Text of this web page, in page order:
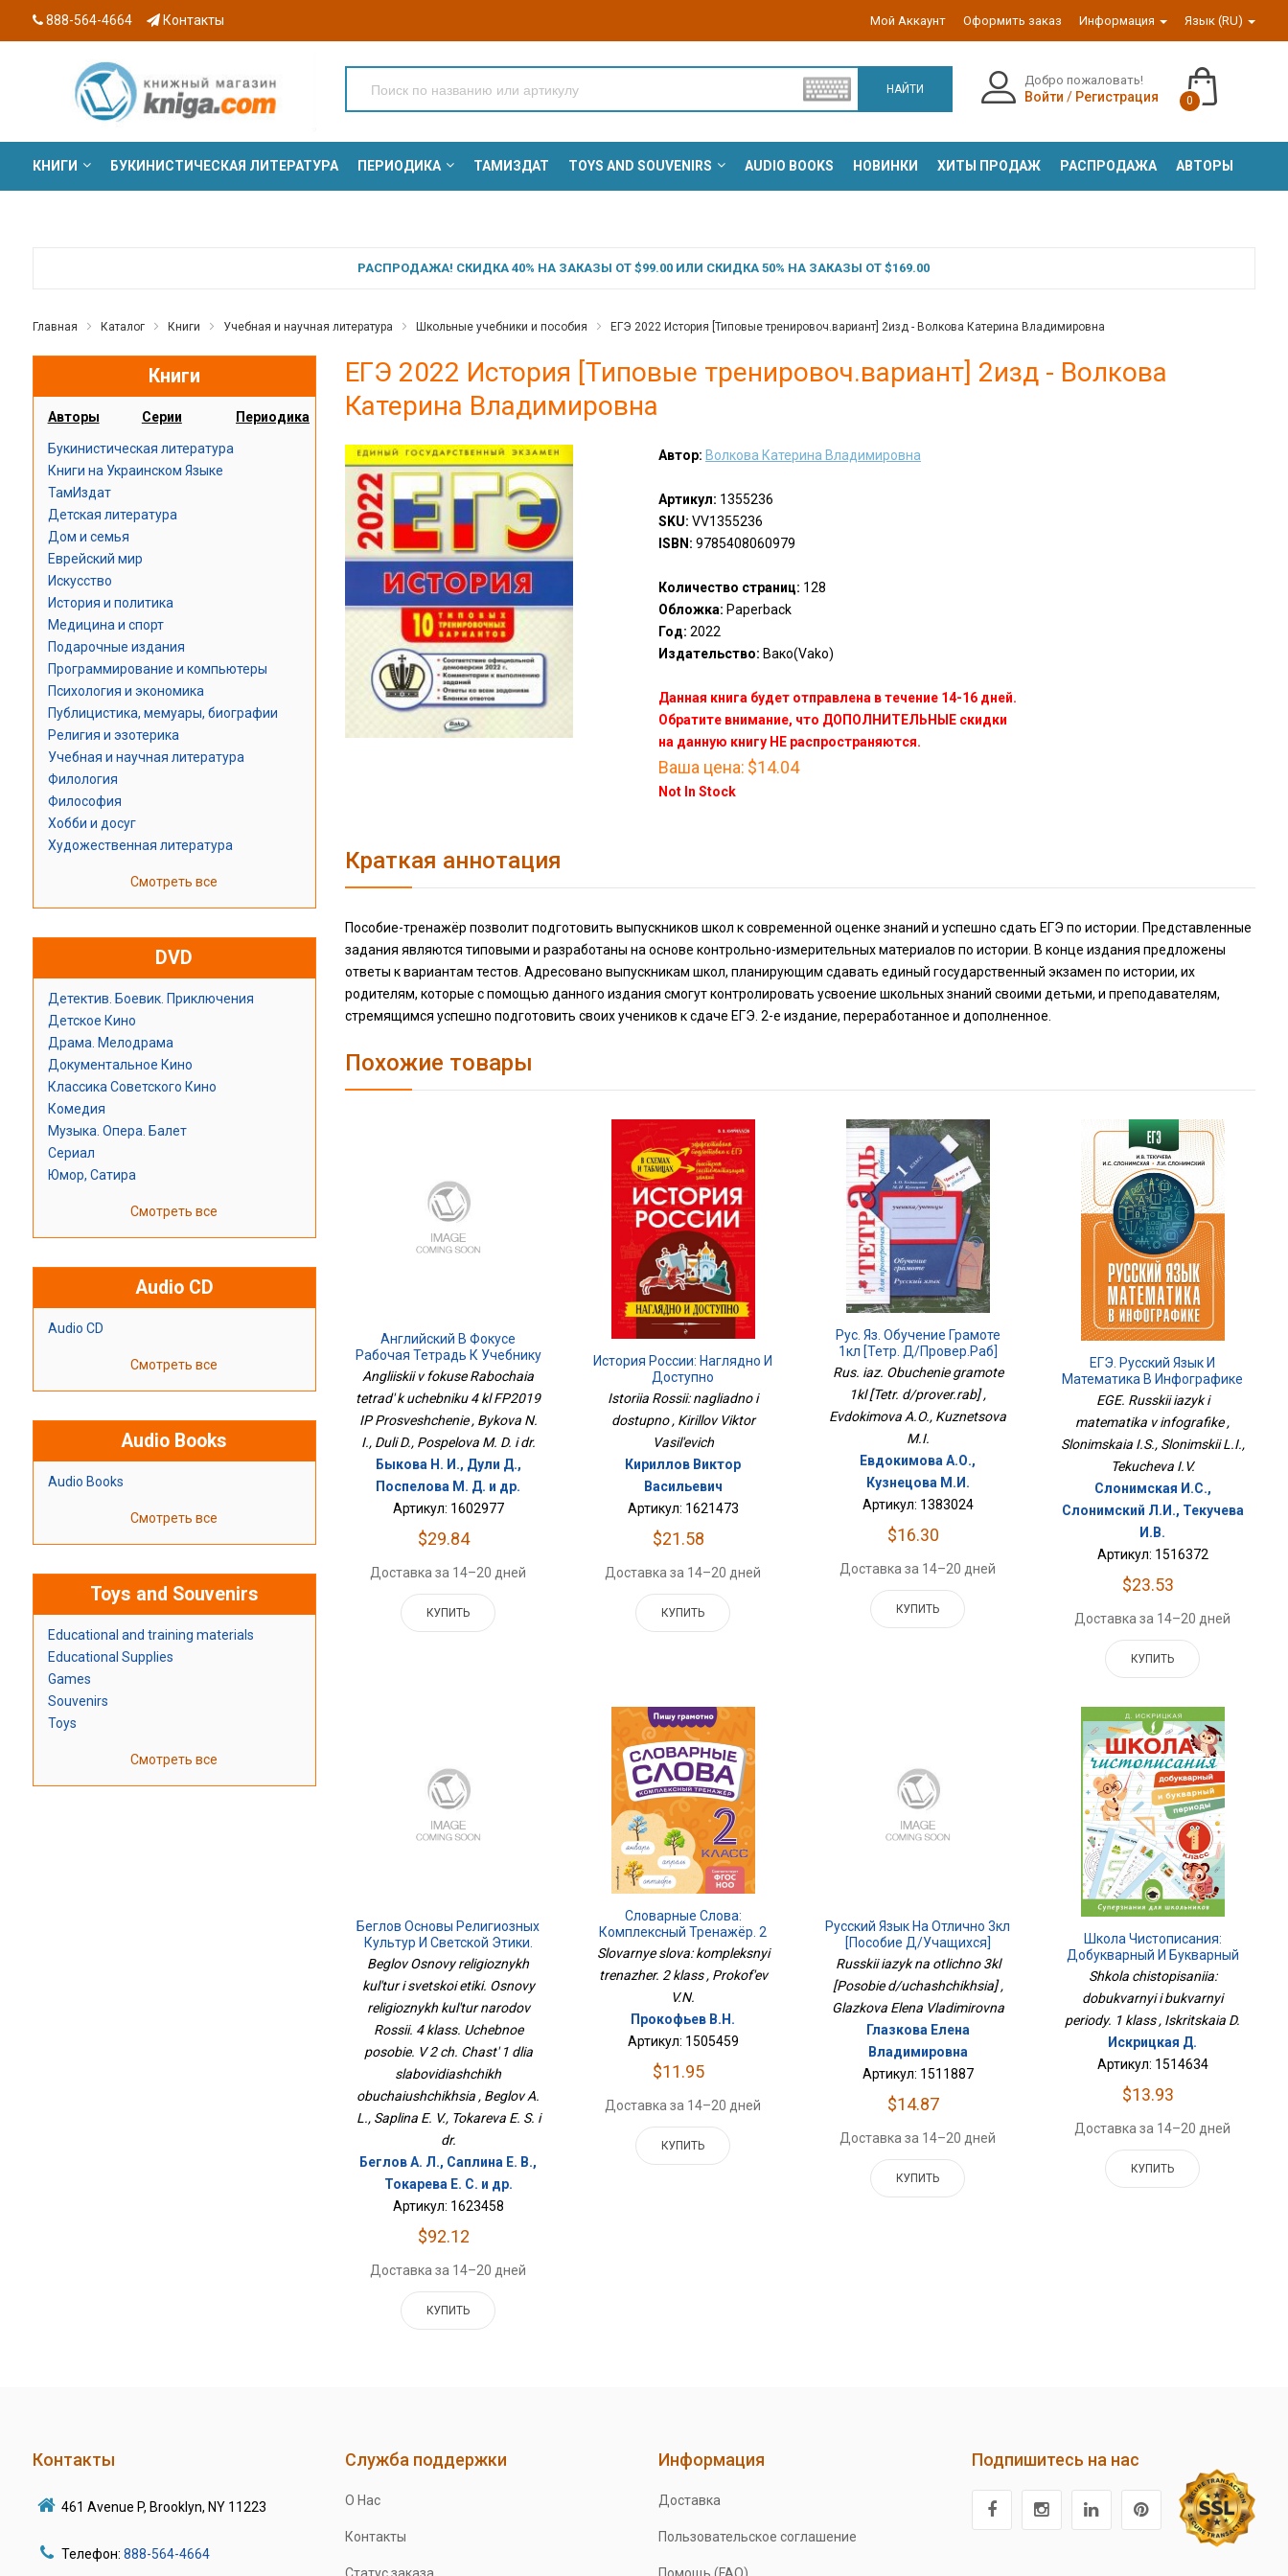
888-564-4664 Контакты Мой Аккаунт Оформить заказ Информация Язык (RU)
НАЙТИ
Добро пожаловать!
Войти / Регистрация 0
КНИГИ БУКИНИСТИЧЕСКАЯ ЛИТЕРАТУРА ПЕРИОДИКА ТАМИЗДАТ TOYS AND SOUVENIRS AUDIO BOOKS НОВИНКИ ХИТЫ ПРОДАЖ РАСПРОДАЖА АВТОРЫ
РАСПРОДАЖА! СКИДКА 40% НА ЗАКАЗЫ ОТ $99.00 ИЛИ СКИДКА 50% НА ЗАКАЗЫ ОТ $169.00
Главная Каталог Книги Учебная и научная литература Школьные учебники и пособия ЕГЭ 2022 История [Типовые тренировоч.вариант] 2изд - Волкова Катерина Владимировна
Книги
Авторы Серии Периодика
Букинистическая литература
Книги на Украинском Языке
ТамИздат
Детская литература
Дом и семья
Еврейский мир
Искусство
История и политика
Медицина и спорт
Подарочные издания
Программирование и компьютеры
Психология и экономика
Публицистика, мемуары, биографии
Религия и эзотерика
Учебная и научная литература
Филология
Философия
Хобби и досуг
Художественная литература
Смотреть все
DVD
Детектив. Боевик. Приключения
Детское Кино
Драма. Мелодрама
Документальное Кино
Классика Советского Кино
Комедия
Музыка. Опера. Балет
Сериал
Юмор, Сатира
Смотреть все
Audio CD
Audio CD
Смотреть все
Audio Books
Audio Books
Смотреть все
Toys and Souvenirs
Educational and training materials
Educational Supplies
Games
Souvenirs
Toys
Смотреть все
ЕГЭ 2022 История [Типовые тренировоч.вариант] 2изд - Волкова
Катерина Владимировна
Автор: Волкова Катерина Владимировна
Артикул: 1355236
SKU: VV1355236
ISBN: 9785408060979
Количество страниц: 128
Обложка: Paperback
Год: 2022
Издательство: Вако(Vako)
Данная книга будет отправлена в течение 14-16 дней.
Обратите внимание, что ДОПОЛНИТЕЛЬНЫЕ скидки
на данную книгу НЕ распространяются.
Ваша цена: $14.04
Not In Stock
Краткая аннотация
Пособие-тренажёр позволит подготовить выпускников школ к современной оценке знаний и успешно сдать ЕГЭ по истории. Представленные
задания являются типовыми и разработаны на основе контрольно-измерительных материалов по истории. В конце издания предложены
ответы к вариантам тестов. Адресовано выпускникам школ, планирующим сдавать единый государственный экзамен по истории, их
родителям, которые с помощью данного издания смогут контролировать усвоение школьных знаний своими детьми, и преподавателям,
стремящимся успешно подготовить своих учеников к сдаче ЕГЭ. 2-е издание, переработанное и дополненное.
Похожие товары
Английский В Фокусе
Рабочая Тетрадь К Учебнику
4 Кл ФП2019 ИП
Angliiskii v fokuse Rabochaia
tetrad' k uchebniku 4 kl FP2019
IP Prosveshchenie , Bykova N.
I., Duli D., Pospelova M. D. i dr.
Быкова Н. И., Дули Д.,
Поспелова М. Д. и др.
Артикул: 1602977
$29.84
Доставка за 14–20 дней
КУПИТЬ
История России: Наглядно И
Доступно
Istoriia Rossii: nagliadno i
dostupno , Kirillov Viktor
Vasil'evich
Кириллов Виктор
Васильевич
Артикул: 1621473
$21.58
Доставка за 14–20 дней
КУПИТЬ
Рус. Яз. Обучение Грамоте
1кл [Тетр. Д/провер.раб]
Rus. iaz. Obuchenie gramote
1kl [Tetr. d/prover.rab] ,
Evdokimova A.O., Kuznetsova
M.I.
Евдокимова А.О.,
Кузнецова М.И.
Артикул: 1383024
$16.30
Доставка за 14–20 дней
КУПИТЬ
ЕГЭ. Русский Язык И
Математика В Инфографике
EGE. Russkii iazyk i
matematika v infografike ,
Slonimskaia I.S., Slonimskii L.I.,
Tekucheva I.V.
Слонимская И.С.,
Слонимский Л.И., Текучева
И.В.
Артикул: 1516372
$23.53
Доставка за 14–20 дней
КУПИТЬ
Беглов Основы Религиозных
Культур И Светской Этики.
Основы Религиозных
Культур Народов России. 4
Класс. Учебное Пособие. В 2
Ч. Часть 1 Для
Слабовидящих
Обучающихся
Beglov Osnovy religioznykh
kul'tur i svetskoi etiki. Osnovy
religioznykh kul'tur narodov
Rossii. 4 klass. Uchebnoe
posobie. V 2 ch. Chast' 1 dlia
slabovidiashchikh
obuchaiushchikhsia , Beglov A.
L., Saplina E. V., Tokareva E. S. i
dr.
Беглов А. Л., Саплина Е. В.,
Токарева Е. С. и др.
Артикул: 1623458
$92.12
Доставка за 14–20 дней
КУПИТЬ
Словарные Слова:
Комплексный Тренажёр. 2
Класс
Slovarnye slova: kompleksnyi
trenazher. 2 klass , Prokof'ev
V.N.
Прокофьев В.Н.
Артикул: 1505459
$11.95
Доставка за 14–20 дней
КУПИТЬ
Русский Язык На Отлично 3кл
[Пособие Д/учащихся]
Russkii iazyk na otlichno 3kl
[Posobie d/uchashchikhsia] ,
Glazkova Elena Vladimirovna
Глазкова Елена
Владимировна
Артикул: 1511887
$14.87
Доставка за 14–20 дней
КУПИТЬ
Школа Чистописания:
Добукварный И Букварный
Периоды. 1 Класс
Shkola chistopisaniia:
dobukvarnyi i bukvarnyi
periody. 1 klass , Iskritskaia D.
Искрицкая Д.
Артикул: 1514634
$13.93
Доставка за 14–20 дней
КУПИТЬ
Контакты
461 Avenue P, Brooklyn, NY 11223
Телефон: 888-564-4664
Служба поддержки
О Нас
Контакты
Информация
Доставка
Пользовательское соглашение
Подпишитесь на нас